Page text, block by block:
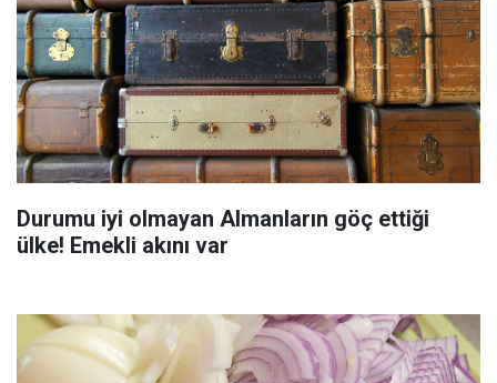
Durumu iyi olmayan Almanların göç ettiği
ülke! Emekli akını var